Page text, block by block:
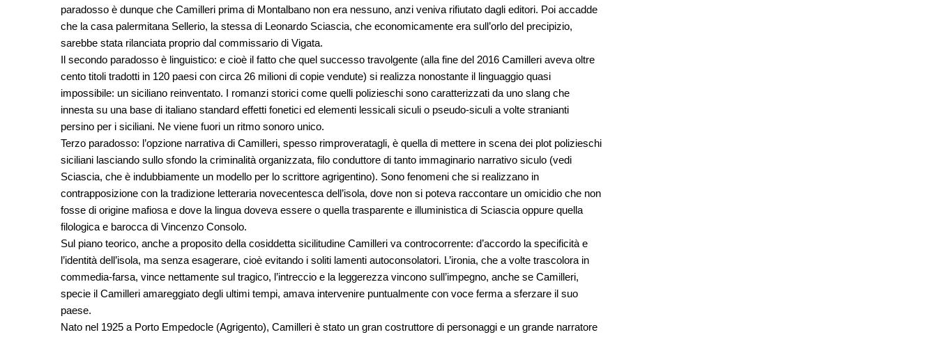
paradosso è dunque che Camilleri prima di Montalbano non era nessuno, anzi veniva rifiutato dagli editori. Poi accadde
che la casa palermitana Sellerio, la stessa di Leonardo Sciascia, che economicamente era sull’orlo del precipizio,
sarebbe stata rilanciata proprio dal commissario di Vigata.
Il secondo paradosso è linguistico: e cioè il fatto che quel successo travolgente (alla fine del 2016 Camilleri aveva oltre
cento titoli tradotti in 120 paesi con circa 26 milioni di copie vendute) si realizza nonostante il linguaggio quasi
impossibile: un siciliano reinventato. I romanzi storici come quelli polizieschi sono caratterizzati da uno slang che
innesta su una base di italiano standard effetti fonetici ed elementi lessicali siculi o pseudo-siculi a volte stranianti
persino per i siciliani. Ne viene fuori un ritmo sonoro unico.
Terzo paradosso: l’opzione narrativa di Camilleri, spesso rimproveratagli, è quella di mettere in scena dei plot polizieschi
siciliani lasciando sullo sfondo la criminalità organizzata, filo conduttore di tanto immaginario narrativo siculo (vedi
Sciascia, che è indubbiamente un modello per lo scrittore agrigentino). Sono fenomeni che si realizzano in
contrapposizione con la tradizione letteraria novecentesca dell’isola, dove non si poteva raccontare un omicidio che non
fosse di origine mafiosa e dove la lingua doveva essere o quella trasparente e illuministica di Sciascia oppure quella
filologica e barocca di Vincenzo Consolo.
Sul piano teorico, anche a proposito della cosiddetta sicilitudine Camilleri va controcorrente: d’accordo la specificità e
l’identità dell’isola, ma senza esagerare, cioè evitando i soliti lamenti autoconsolatori. L’ironia, che a volte trascolora in
commedia-farsa, vince nettamente sul tragico, l’intreccio e la leggerezza vincono sull’impegno, anche se Camilleri,
specie il Camilleri amareggiato degli ultimi tempi, amava intervenire puntualmente con voce ferma a sferzare il suo
paese.
Nato nel 1925 a Porto Empedocle (Agrigento), Camilleri è stato un gran costruttore di personaggi e un grande narratore